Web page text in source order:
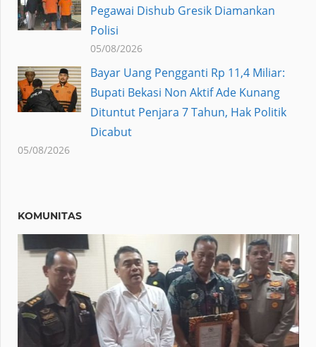
Pegawai Dishub Gresik Diamankan
Polisi
05/08/2026
Bayar Uang Pengganti Rp 11,4 Miliar:
Bupati Bekasi Non Aktif Ade Kunang
Dituntut Penjara 7 Tahun, Hak Politik
Dicabut
05/08/2026
KOMUNITAS